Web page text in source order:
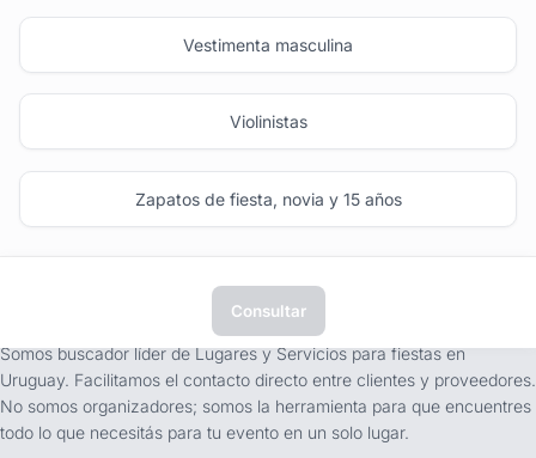
Vestimenta masculina
Violinistas
Zapatos de fiesta, novia y 15 años
Consultar
Somos buscador líder de Lugares y Servicios para fiestas en
Uruguay. Facilitamos el contacto directo entre clientes y proveedores.
No somos organizadores; somos la herramienta para que encuentres
todo lo que necesitás para tu evento en un solo lugar.